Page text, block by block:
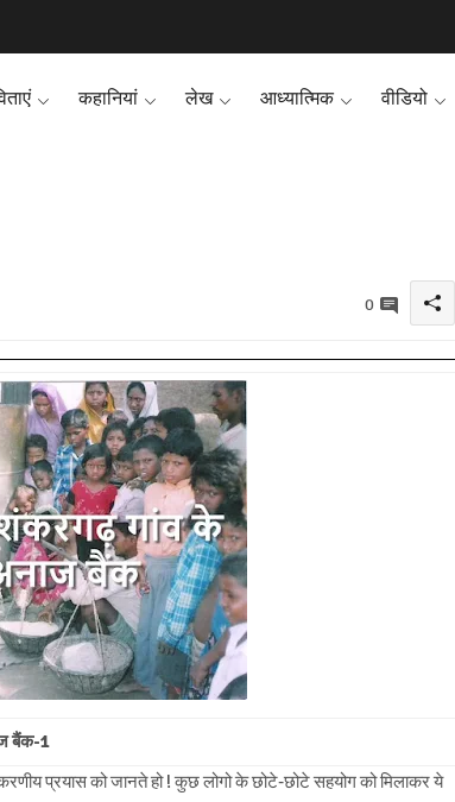
कहानियां लेख आध्यात्मिक वीडियो
0
बैंक-1
प्रयास को जानते हो ! कुछ लोगो के छोटे-छोटे सहयोग को मिलाकर ये